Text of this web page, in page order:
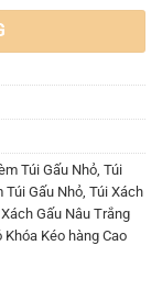
Túi Gấu Nhỏ, Túi
Túi Gấu Nhỏ, Túi Xách
Gấu Nâu Trắng
Khóa Kéo hàng Cao